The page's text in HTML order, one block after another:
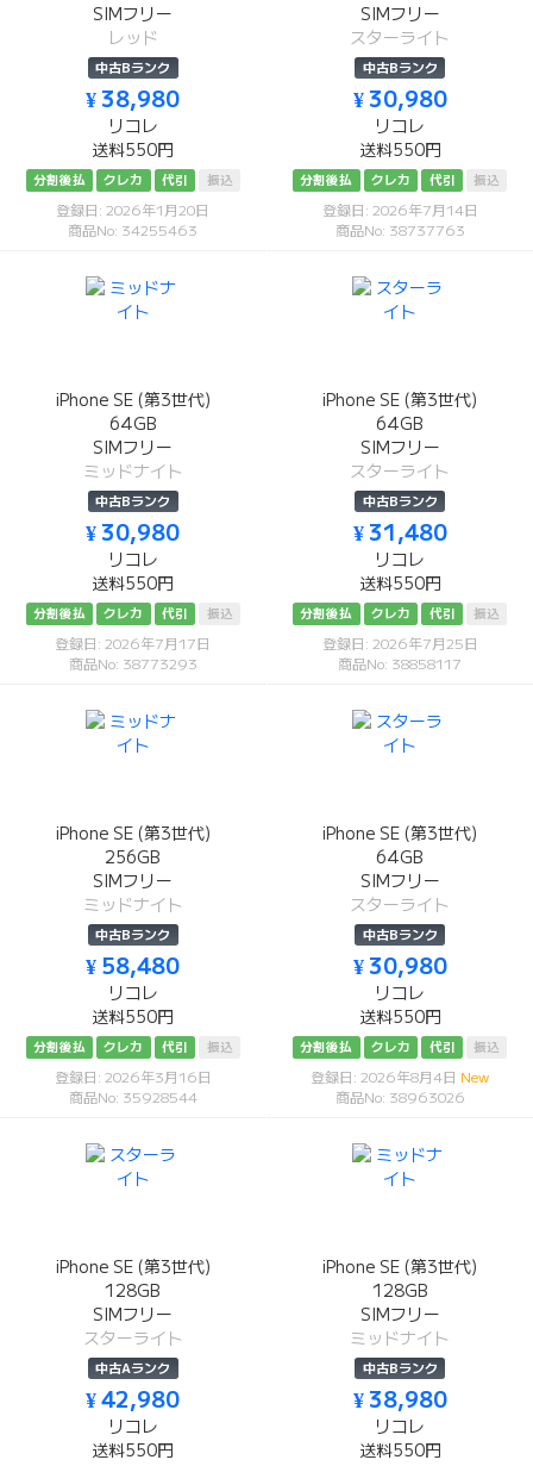
SIMフリー
レッド
中古Bランク
¥ 38,980
リコレ
送料550円
分割後払 クレカ 代引 振込
登録日: 2026年1月20日
商品No: 34255463
SIMフリー
スターライト
中古Bランク
¥ 30,980
リコレ
送料550円
分割後払 クレカ 代引 振込
登録日: 2026年7月14日
商品No: 38737763
iPhone SE (第3世代)
64GB
SIMフリー
ミッドナイト
中古Bランク
¥ 30,980
リコレ
送料550円
分割後払 クレカ 代引 振込
登録日: 2026年7月17日
商品No: 38773293
iPhone SE (第3世代)
64GB
SIMフリー
スターライト
中古Bランク
¥ 31,480
リコレ
送料550円
分割後払 クレカ 代引 振込
登録日: 2026年7月25日
商品No: 38858117
iPhone SE (第3世代)
256GB
SIMフリー
ミッドナイト
中古Bランク
¥ 58,480
リコレ
送料550円
分割後払 クレカ 代引 振込
登録日: 2026年3月16日
商品No: 35928544
iPhone SE (第3世代)
64GB
SIMフリー
スターライト
中古Bランク
¥ 30,980
リコレ
送料550円
分割後払 クレカ 代引 振込
登録日: 2026年8月4日 New
商品No: 38963026
iPhone SE (第3世代)
128GB
SIMフリー
スターライト
中古Aランク
¥ 42,980
リコレ
送料550円
iPhone SE (第3世代)
128GB
SIMフリー
ミッドナイト
中古Bランク
¥ 38,980
リコレ
送料550円